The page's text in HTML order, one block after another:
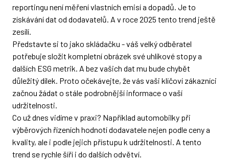
reportingu není měření vlastních emisí a dopadů. Je to
získávání dat od dodavatelů. A v roce 2025 tento trend ještě
zesílí.
Představte si to jako skládačku - váš velký odběratel
potřebuje složit kompletní obrázek své uhlíkové stopy a
dalších ESG metrik. A bez vašich dat mu bude chybět
důležitý dílek. Proto očekávejte, že vás vaši klíčoví zákazníci
začnou žádat o stále podrobnější informace o vaší
udržitelnosti.
Co už dnes vidíme v praxi? Například automobilky při
výběrových řízeních hodnotí dodavatele nejen podle ceny a
kvality, ale i podle jejich přístupu k udržitelnosti. A tento
trend se rychle šíří i do dalších odvětví.